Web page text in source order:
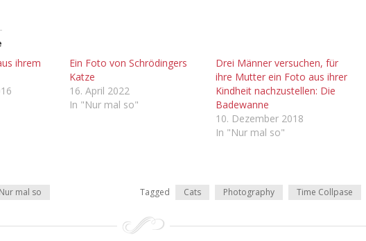
ihrem
Ein Foto von Schrödingers
Katze
16. April 2022
In "Nur mal so"
Drei Männer versuchen, für
ihre Mutter ein Foto aus ihrer
Kindheit nachzustellen: Die
Badewanne
10. Dezember 2018
In "Nur mal so"
Nur mal so Tagged Cats Photography Time Collpase